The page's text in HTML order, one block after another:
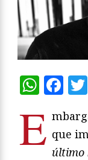
E que
último